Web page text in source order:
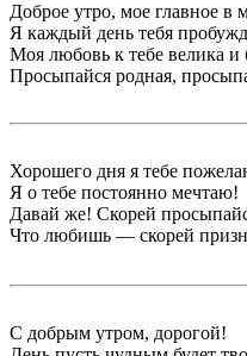
Доброе утро, мое главное в
Я каждый день тебя
Моя любовь к тебе велика и
Просыпайся родная,
Хорошего дня я тебе
Я о тебе постоянно мечтаю!
Давай же! Скорей
Что любишь — скорей
С добрым утром, дорогой!